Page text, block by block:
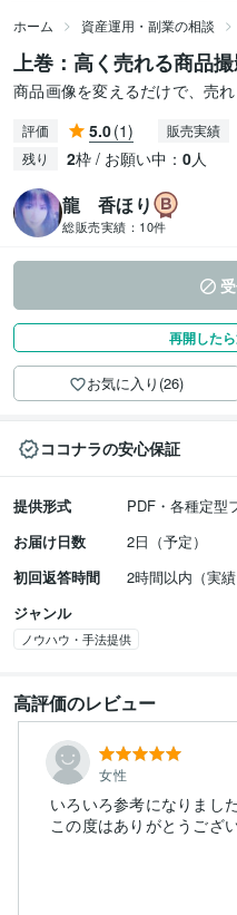
ホーム 資産運用・副業の相談
上巻：高く売れる商品
商品画像を変えるだけで、売
評価 5.0(1) 販売実績
残り 2枠 / お願い中： 0人
龍 香ほり
総販売実績： 10件
再開した
お気に入り(26)
ココナラの安心保証
提供形式
PDF・各種定型
お届け日数
2日（予定）
初回返答時間
2時間以内（実績
ジャンル
ノウハウ・手法提供
高評価のレビュー
女性
いろいろ参考になりました
この度はありがとうござ